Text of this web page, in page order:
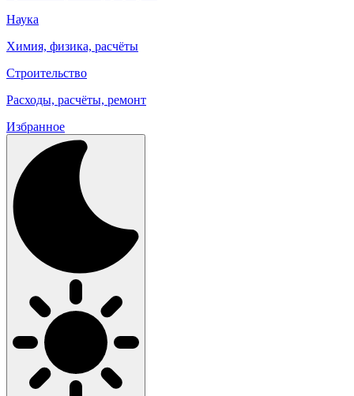
Наука
Химия, физика, расчёты
Строительство
Расходы, расчёты, ремонт
Избранное